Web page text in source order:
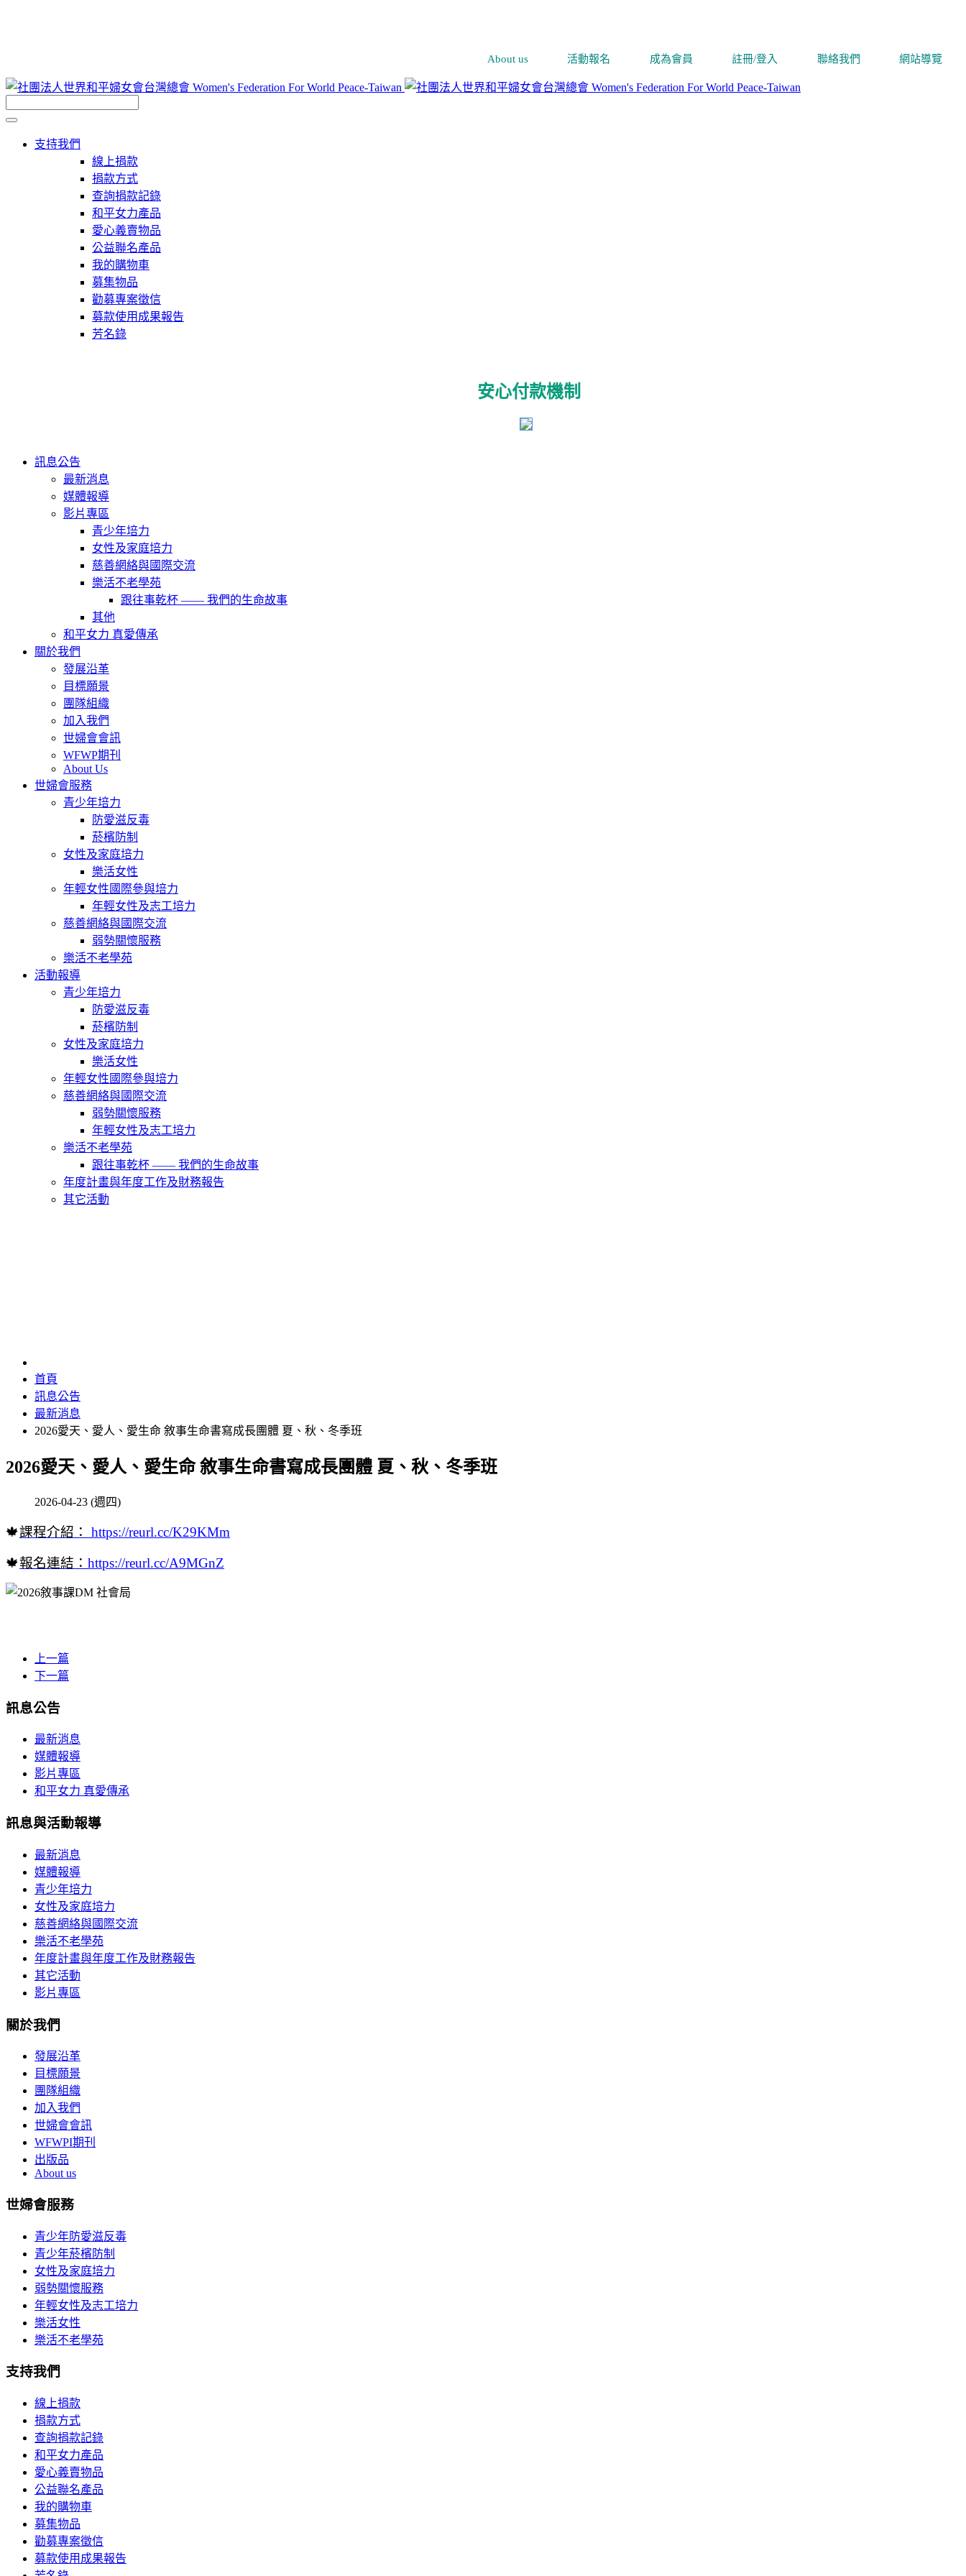
About us 活動報名 成為會員 註冊/登入 聯絡我們 網站導覽
支持我們
線上捐款
捐款方式
查詢捐款記錄
和平女力產品
愛心義賣物品
公益聯名產品
我的購物車
募集物品
勸募專案徵信
募款使用成果報告
芳名錄
安心付款機制
訊息公告
最新消息
媒體報導
影片專區
青少年培力
女性及家庭培力
慈善網絡與國際交流
樂活不老學苑
跟往事乾杯 —— 我們的生命故事
其他
和平女力 真愛傳承
關於我們
發展沿革
目標願景
團隊組織
加入我們
世婦會會訊
WFWP期刊
About Us
世婦會服務
青少年培力
防愛滋反毒
菸檳防制
女性及家庭培力
樂活女性
年輕女性國際參與培力
年輕女性及志工培力
慈善網絡與國際交流
弱勢關懷服務
樂活不老學苑
活動報導
青少年培力
防愛滋反毒
菸檳防制
女性及家庭培力
樂活女性
年輕女性國際參與培力
慈善網絡與國際交流
弱勢關懷服務
年輕女性及志工培力
樂活不老學苑
跟往事乾杯 —— 我們的生命故事
年度計畫與年度工作及財務報告
其它活動
首頁
訊息公告
最新消息
2026愛天、愛人、愛生命 敘事生命書寫成長團體 夏、秋、冬季班
2026愛天、愛人、愛生命 敘事生命書寫成長團體 夏、秋、冬季班
2026-04-23 (週四)
🍁課程介紹： https://reurl.cc/K29KMm
🍁報名連結： https://reurl.cc/A9MGnZ
上一篇
下一篇
訊息公告
最新消息
媒體報導
影片專區
和平女力 真愛傳承
訊息與活動報導
最新消息
媒體報導
青少年培力
女性及家庭培力
慈善網絡與國際交流
樂活不老學苑
年度計畫與年度工作及財務報告
其它活動
影片專區
關於我們
發展沿革
目標願景
團隊組織
加入我們
世婦會會訊
WFWPI期刊
出版品
About us
世婦會服務
青少年防愛滋反毒
青少年菸檳防制
女性及家庭培力
弱勢關懷服務
年輕女性及志工培力
樂活女性
樂活不老學苑
支持我們
線上捐款
捐款方式
查詢捐款記錄
和平女力產品
愛心義賣物品
公益聯名產品
我的購物車
募集物品
勸募專案徵信
募款使用成果報告